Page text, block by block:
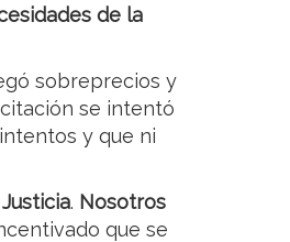
de la
sobreprecios y
se intentó
y que ni
. Nosotros
que se